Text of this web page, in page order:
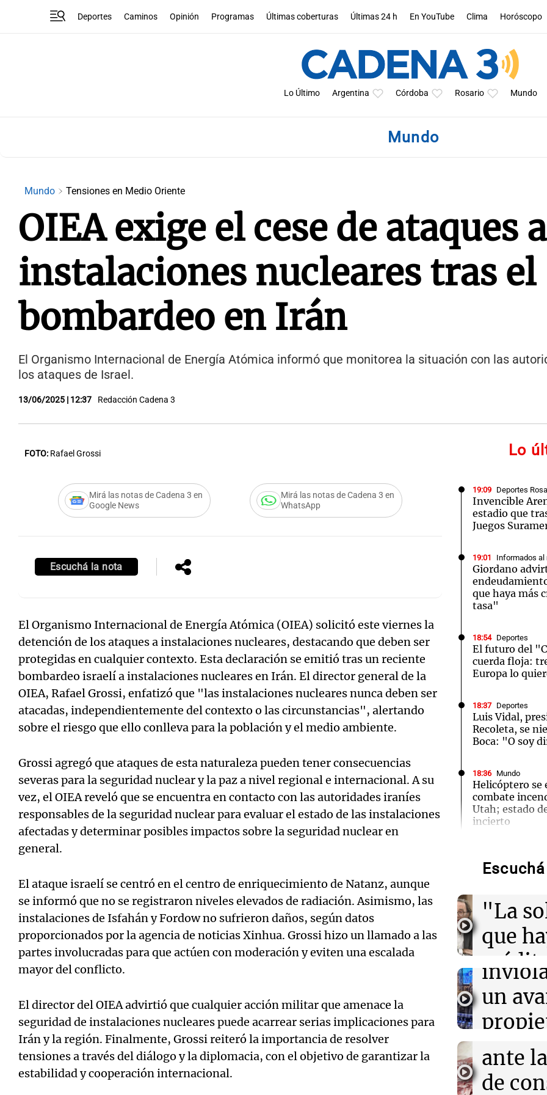
Deportes Caminos Opinión Programas Últimas coberturas Últimas 24 h En YouTube Clima Horóscopo
Lo Último Argentina Córdoba Rosario Mundo
Mundo
Mundo Tensiones en Medio Oriente
OIEA exige el cese de ataques a
instalaciones nucleares tras el
bombardeo en Irán
El Organismo Internacional de Energía Atómica informó que monitorea la situación con las
los ataques de Israel.
13/06/2025 | 12:37 Redacción Cadena 3
FOTO: Rafael Grossi
Mirá las notas de Cadena 3 en
Google News
Mirá las notas de Cadena 3 en
WhatsApp
Escuchá la nota
El Organismo Internacional de Energía Atómica (OIEA) solicitó este viernes la
detención de los ataques a instalaciones nucleares, destacando que deben ser
protegidas en cualquier contexto. Esta declaración se emitió tras un reciente
bombardeo israelí a instalaciones nucleares en Irán. El director general de la
OIEA, Rafael Grossi, enfatizó que "las instalaciones nucleares nunca deben ser
atacadas, independientemente del contexto o las circunstancias", alertando
sobre el riesgo que ello conlleva para la población y el medio ambiente.
Grossi agregó que ataques de esta naturaleza pueden tener consecuencias
severas para la seguridad nuclear y la paz a nivel regional e internacional. A su
vez, el OIEA reveló que se encuentra en contacto con las autoridades iraníes
responsables de la seguridad nuclear para evaluar el estado de las instalaciones
afectadas y determinar posibles impactos sobre la seguridad nuclear en
general.
El ataque israelí se centró en el centro de enriquecimiento de Natanz, aunque
se informó que no se registraron niveles elevados de radiación. Asimismo, las
instalaciones de Isfahán y Fordow no sufrieron daños, según datos
proporcionados por la agencia de noticias Xinhua. Grossi hizo un llamado a las
partes involucradas para que actúen con moderación y eviten una escalada
mayor del conflicto.
El director del OIEA advirtió que cualquier acción militar que amenace la
seguridad de instalaciones nucleares puede acarrear serias implicaciones para
Irán y la región. Finalmente, Grossi reiteró la importancia de resolver
tensiones a través del diálogo y la diplomacia, con el objetivo de garantizar la
estabilidad y cooperación internacional.
Lo
19:09 Deportes
Invencible
estadio que
Juegos
19:01 Informados al
Giordano
que haya más
tasa"
18:54 Deportes
El futuro del
cuerda floja:
Europa lo
18:37 Deportes
Luis Vidal,
Recoleta, se
Boca: "O soy
18:36 Mundo
Helicóptero se
combate
Utah; estado
incierto
Abelardo De la
presidencia de
18:28 Viva la Radio
Promocionan
precio
económico cala"
18:15
Laura Ubfal
Gran Hermano
suspensión en
18:11 Mundo
Donald Trump
la revelación
caso contra la
"La
que
Episodios
Audio.
de
un
Panorama
Audio.
cortes
ante
de
Audio.
Notas
Editorial
Notas
Mundial 2026
Notas
La Sole en Cadena 3
Notas
El huracán de Arequito Cadena 3